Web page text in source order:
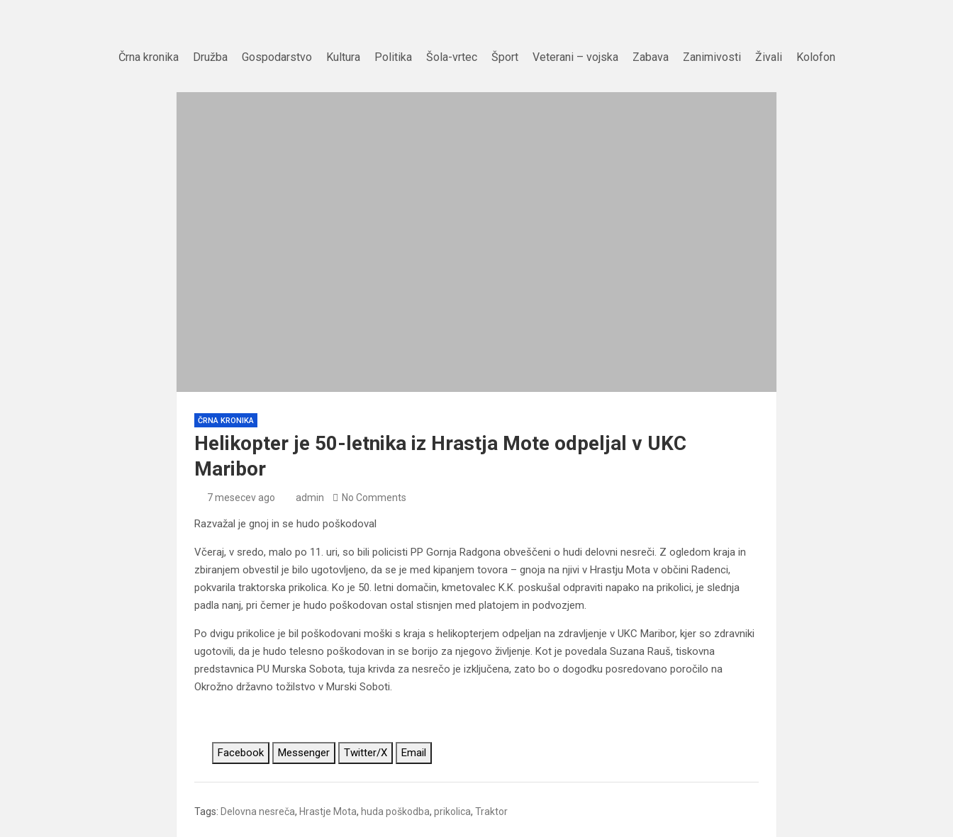
Črna kronika Družba Gospodarstvo Kultura Politika Šola-vrtec Šport Veterani – vojska Zabava Zanimivosti Živali Kolofon
ČRNA KRONIKA
Helikopter je 50-letnika iz Hrastja Mote odpeljal v UKC
Maribor
7 mesecev ago admin No Comments
Razvažal je gnoj in se hudo poškodoval
Včeraj, v sredo, malo po 11. uri, so bili policisti PP Gornja Radgona obveščeni o hudi delovni nesreči. Z ogledom kraja in
zbiranjem obvestil je bilo ugotovljeno, da se je med kipanjem tovora – gnoja na njivi v Hrastju Mota v občini Radenci,
pokvarila traktorska prikolica. Ko je 50. letni domačin, kmetovalec K.K. poskušal odpraviti napako na prikolici, je slednja
padla nanj, pri čemer je hudo poškodovan ostal stisnjen med platojem in podvozjem.
Po dvigu prikolice je bil poškodovani moški s kraja s helikopterjem odpeljan na zdravljenje v UKC Maribor, kjer so zdravniki
ugotovili, da je hudo telesno poškodovan in se borijo za njegovo življenje. Kot je povedala Suzana Rauš, tiskovna
predstavnica PU Murska Sobota, tuja krivda za nesrečo je izključena, zato bo o dogodku posredovano poročilo na
Okrožno državno tožilstvo v Murski Soboti.
Facebook Messenger Twitter/X Email
Tags: Delovna nesreča, Hrastje Mota, huda poškodba,prikolica,Traktor